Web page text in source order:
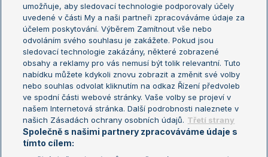
Sázkařský žebříček
Wimbledon
US Open
Turnaj mistrů
Turnaj mistryň
Aktualní trendy
Fotbalové přestupy
Livesport Daily
LS Prague Open
umožňuje, aby sledovací technologie podporovaly účely
uvedené v části My a naši partneři zpracováváme údaje za
účelem poskytování. Výběrem Zamítnout vše nebo
odvoláním svého souhlasu je zakážete. Pokud jsou
sledovací technologie zakázány, některé zobrazené
obsahy a reklamy pro vás nemusí být tolik relevantní. Tuto
nabídku můžete kdykoli znovu zobrazit a změnit své volby
nebo souhlas odvolat kliknutím na odkaz Řízení předvoleb
ve spodní části webové stránky. Vaše volby se projeví v
našem Internetová stránka. Další podrobnosti naleznete v
našich Zásadách ochrany osobních údajů. Třetí strany
Společně s našimi partnery zpracováváme údaje s
tímto cílem: